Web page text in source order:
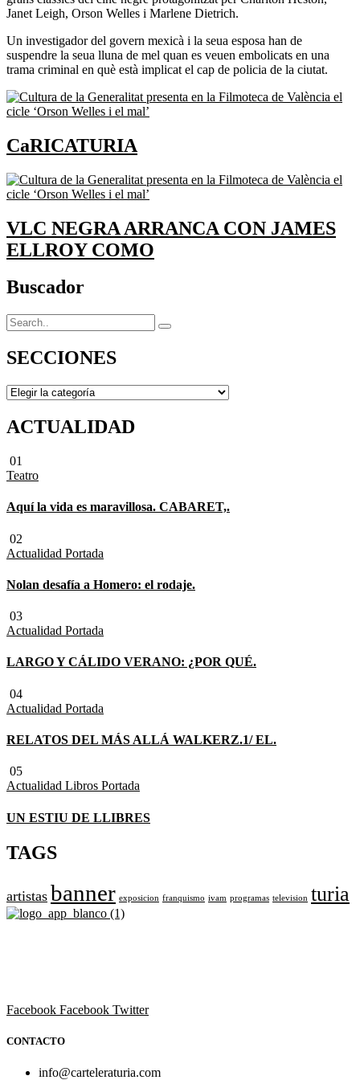
Janet Leigh, Orson Welles i Marlene Dietrich.
Un investigador del govern mexicà i la seua esposa han de
suspendre la seua lluna de mel quan es veuen embolicats en una
trama criminal en què està implicat el cap de policia de la ciutat.
CaRICATURIA
VLC NEGRA ARRANCA CON JAMES
ELLROY COMO
Buscador
SECCIONES
SECCIONES
ACTUALIDAD
01
Teatro
Aquí la vida es maravillosa. CABARET,.
02
Actualidad Portada
Nolan desafía a Homero: el rodaje.
03
Actualidad Portada
LARGO Y CÁLIDO VERANO: ¿POR QUÉ.
04
Actualidad Portada
RELATOS DEL MÁS ALLÁ WALKERZ.1/ EL.
05
Actualidad Libros Portada
UN ESTIU DE LLIBRES
TAGS
artistas banner exposicion franquismo ivam programas television turia
Facebook Facebook Twitter
CONTACTO
info@carteleraturia.com